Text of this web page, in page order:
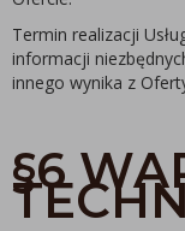
Termin realizacji
informacji
innego wynika z
§6